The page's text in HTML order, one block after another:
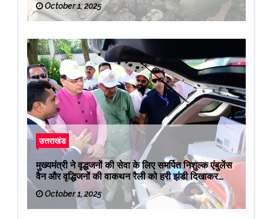
October 1, 2025
उत्तराखंड
मुख्यमंत्री ने वृद्धजनों की सेवा के लिए समर्पित निशुल्क एंबुलेंस
वैन और वृद्धिजनों की वाकथन रैली को हरी झंडी दिखाकर
रवाना किया
October 1, 2025